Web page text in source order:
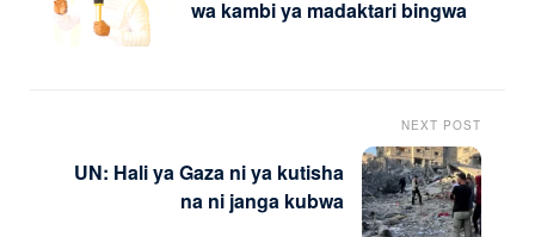
wa kambi ya madaktari bingwa
NEXT POST
UN: Hali ya Gaza ni ya kutisha
na ni janga kubwa